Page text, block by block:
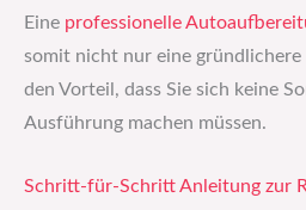
Eine professionelle
somit nicht nur eine gründlichere
den Vorteil, dass Sie sich keine
Ausführung machen müssen.
Schritt-für-Schritt Anleitung zur